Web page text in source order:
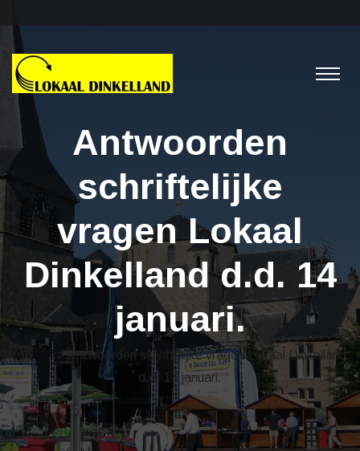
Antwoorden
schriftelijke
vragen Lokaal
Dinkelland d.d. 14
januari.
Archief> Antwoorden schriftelijke vragen Lokaal Dinkelland
d.d. 14 januari.